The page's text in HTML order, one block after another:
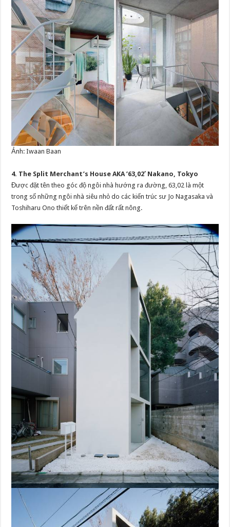
Ảnh: Iwaan Baan
4. The Split Merchant’s House AKA ’63,02′ Nakano, Tokyo
Được đặt tên theo góc độ ngôi nhà hướng ra đường, 63,02 là một
trong số những ngôi nhà siêu nhỏ do các kiến trúc sư Jo Nagasaka và
Toshiharu Ono thiết kế trên nền đất rất nông.